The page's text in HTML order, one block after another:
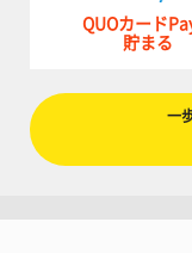
QUOカード
貯まる
一